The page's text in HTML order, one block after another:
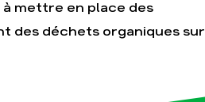
Nos thématiques
Climat – Énergie
mettre en place des
des déchets organiques sur